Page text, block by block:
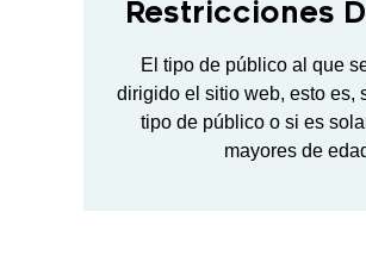
Restricciones
El tipo de público al que
dirigido el sitio web, esto es,
tipo de público o si es
mayores de